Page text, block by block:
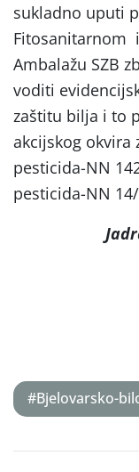
sukladno uputi
Fitosanitarnom
Ambalažu SZB
voditi
zaštitu bilja i to
akcijskog okvira
pesticida-NN
pesticida-NN
#Bjelovarsko-